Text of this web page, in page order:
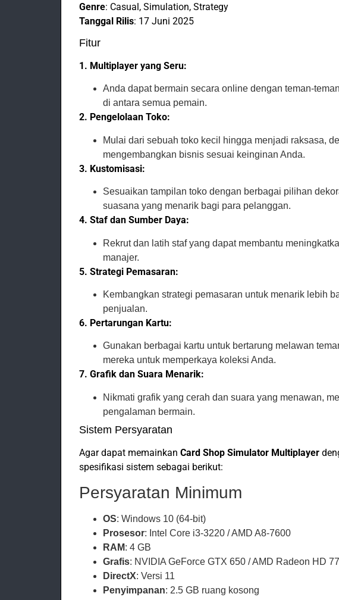
Genre: Casual, Simulation, Strategy
Tanggal Rilis: 17 Juni 2025
Fitur
1. Multiplayer yang Seru:
Anda dapat bermain secara online dengan teman-
di antara semua pemain.
2. Pengelolaan Toko:
Mulai dari sebuah toko kecil hingga menjadi raksasa,
mengembangkan bisnis sesuai keinginan Anda.
3. Kustomisasi:
Sesuaikan tampilan toko dengan berbagai pilihan
suasana yang menarik bagi para pelanggan.
4. Staf dan Sumber Daya:
Rekrut dan latih staf yang dapat membantu
manajer.
5. Strategi Pemasaran:
Kembangkan strategi pemasaran untuk menarik lebih
penjualan.
6. Pertarungan Kartu:
Gunakan berbagai kartu untuk bertarung melawan
mereka untuk memperkaya koleksi Anda.
7. Grafik dan Suara Menarik:
Nikmati grafik yang cerah dan suara yang menawan,
pengalaman bermain.
Sistem Persyaratan
Agar dapat memainkan Card Shop Simulator Multiplayer
spesifikasi sistem sebagai berikut:
Persyaratan Minimum
OS: Windows 10 (64-bit)
Prosesor: Intel Core i3-3220 / AMD A8-7600
RAM: 4 GB
Grafis: NVIDIA GeForce GTX 650 / AMD Radeon HD
DirectX: Versi 11
Penyimpanan: 2.5 GB ruang kosong